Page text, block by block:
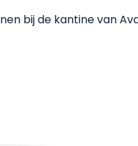
bij de kantine van